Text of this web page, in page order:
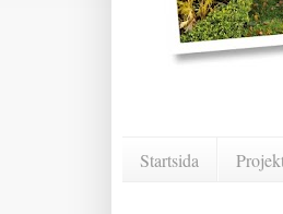
Startsida